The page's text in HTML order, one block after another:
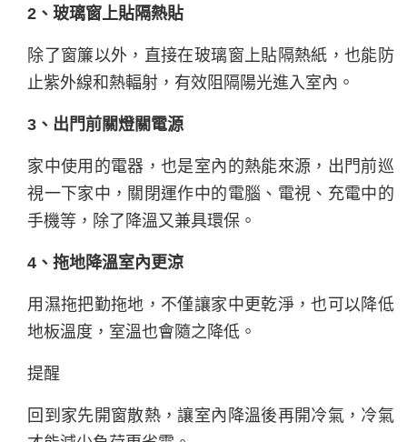
2、玻璃窗上貼隔熱貼
除了窗簾以外，直接在玻璃窗上貼隔熱紙，也能防
止紫外線和熱輻射，有效阻隔陽光進入室內。
3、出門前關燈關電源
家中使用的電器，也是室內的熱能來源，出門前巡
視一下家中，關閉運作中的電腦、電視、充電中的
手機等，除了降溫又兼具環保。
4、拖地降溫室內更涼
用濕拖把勤拖地，不僅讓家中更乾淨，也可以降低
地板溫度，室溫也會隨之降低。
提醒
回到家先開窗散熱，讓室內降溫後再開冷氣，冷氣